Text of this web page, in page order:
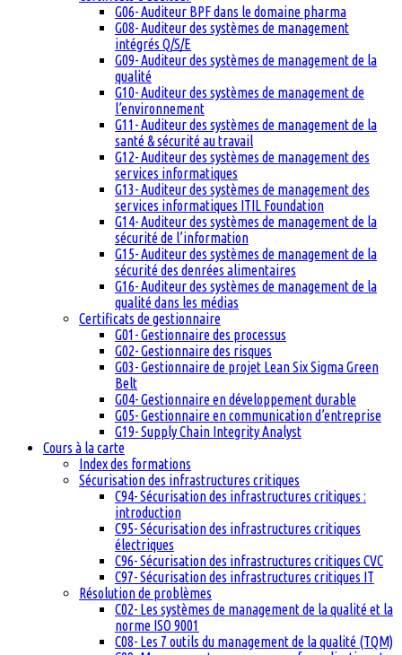
G06- Auditeur BPF dans le domaine pharma
G08- Auditeur des systèmes de management
intégrés Q/S/E
G09- Auditeur des systèmes de management de la
qualité
G10- Auditeur des systèmes de management de
l’environnement
G11- Auditeur des systèmes de management de la
santé & sécurité au travail
G12- Auditeur des systèmes de management des
services informatiques
G13- Auditeur des systèmes de management des
services informatiques ITIL Foundation
G14- Auditeur des systèmes de management de la
sécurité de l’information
G15- Auditeur des systèmes de management de la
sécurité des denrées alimentaires
G16- Auditeur des systèmes de management de la
qualité dans les médias
Certificats de gestionnaire
G01- Gestionnaire des processus
G02- Gestionnaire des risques
G03- Gestionnaire de projet Lean Six Sigma Green
Belt
G04- Gestionnaire en développement durable
G05- Gestionnaire en communication d’entreprise
G19- Supply Chain Integrity Analyst
Cours à la carte
Index des formations
Sécurisation des infrastructures critiques
C94- Sécurisation des infrastructures critiques :
introduction
C95- Sécurisation des infrastructures critiques
électriques
C96- Sécurisation des infrastructures critiques CVC
C97- Sécurisation des infrastructures critiques IT
Résolution de problèmes
C02- Les systèmes de management de la qualité et la
norme ISO 9001
C08- Les 7 outils du management de la qualité (TQM)